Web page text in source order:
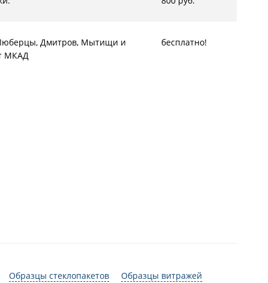
Дмитров, Мытищи и
МКАД
бесплатно!
Образцы стеклопакетов
Образцы витражей